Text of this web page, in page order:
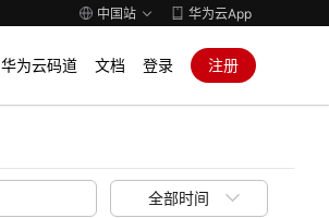
中国站 华为云App
华为云码道 文档 登录 注册
全部时间